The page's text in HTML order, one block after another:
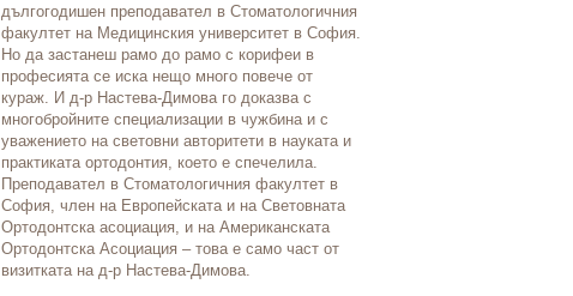
дългогодишен преподавател в Стоматологичния
факултет на Медицинския университет в София.
Но да застанеш рамо до рамо с корифеи в
професията се иска нещо много повече от
кураж. И д-р Настева-Димова го доказва с
многобройните специализации в чужбина и с
уважението на световни авторитети в науката и
практиката ортодонтия, което е спечелила.
Преподавател в Стоматологичния факултет в
София, член на Европейската и на Световната
Ортодонтска асоциация, и на Американската
Ортодонтска Асоциация – това е само част от
визитката на д-р Настева-Димова.